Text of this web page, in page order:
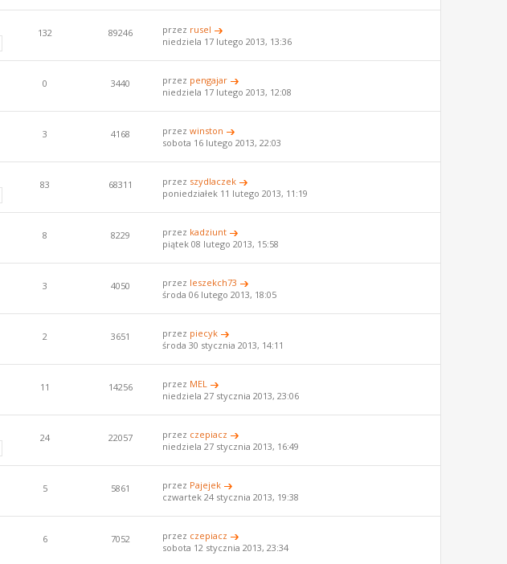
132 89246 przez rusel
niedziela 17 lutego 2013, 13:36
0 3440 przez pengajar
niedziela 17 lutego 2013, 12:08
3 4168 przezwinston
sobota 16 lutego 2013, 22:03
83 68311 przez szydlaczek
poniedziałek 11 lutego 2013, 11:19
8 8229 przez kadziunt
piątek 08 lutego 2013, 15:58
3 4050 przez leszekch73
środa 06 lutego 2013, 18:05
2 3651 przez piecyk
środa 30 stycznia 2013, 14:11
11 14256 przez MEL
niedziela 27 stycznia 2013, 23:06
24 22057 przez czepiacz
niedziela 27 stycznia 2013, 16:49
5 5861 przez Pajejek
czwartek 24 stycznia 2013, 19:38
6 7052 przez czepiacz
sobota 12 stycznia 2013, 23:34